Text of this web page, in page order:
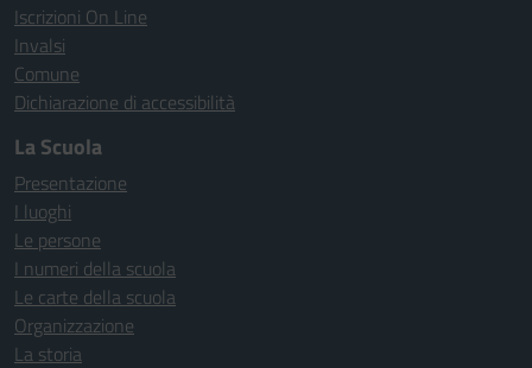
Iscrizioni On Line
Invalsi
Comune
Dichiarazione di accessibilità
La Scuola
Presentazione
I luoghi
Le persone
I numeri della scuola
Le carte della scuola
Organizzazione
La storia